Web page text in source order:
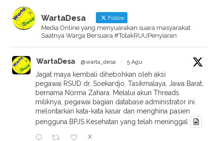
WartaDesa Follow
Media Online yang menyuarakan suara masyarakat
Saatnya Warga Bersuara #TolakRUUPenyiaran
WartaDesa @warta_desa · 5 Agu
Jagat maya kembali dihebohkan oleh aksi
pegawai RSUD dr. Soekardjo, Tasikmalaya, Jawa Barat,
bernama Norma Zahara. Melalui akun Threads
miliknya, pegawai bagian database administrator ini
melontarkan kata-kata kasar dan menghina pasien
pengguna BPJS Kesehatan yang telah meninggal
X